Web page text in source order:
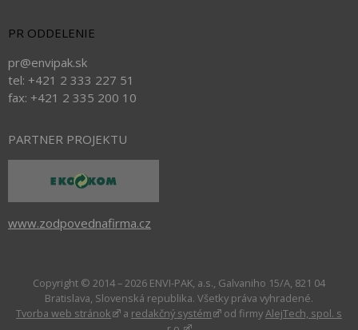
PR ODDELENIE
pr@envipak.sk
tel: +421 2 333 227 51
fax: +421 2 335 200 10
PARTNER PROJEKTU
www.zodpovednafirma.cz
Copyright © 2014 – 2026 ENVI-PAK, a.s., Galvaniho 15/A, 821 04
Bratislava, Slovenská republika. Všetky práva vyhradené.
Tvorba web stránok
a redakčný systém od firmyAlejTech, spol. s